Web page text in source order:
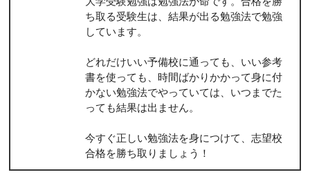
ち取る受験生は、結果が出る勉強法で勉強
しています。
どれだけいい予備校に通っても、いい参考
書を使っても、時間ばかりかかって身に付
かない勉強法でやっていては、いつまでた
っても結果は出ません。
今すぐ正しい勉強法を身につけて、志望校
合格を勝ち取りましょう！